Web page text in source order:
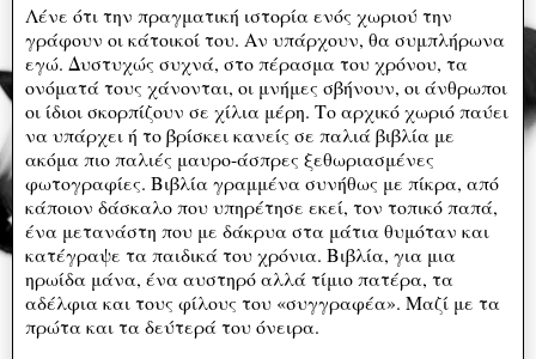
Λένε ότι την πραγματική ιστορία ενός χωριού την
γράφουν οι κάτοικοί του. Αν υπάρχουν, θα συμπλήρωνα
εγώ. Δυστυχώς συχνά, στο πέρασμα του χρόνου, τα
ονόματά τους χάνονται, οι μνήμες σβήνουν, οι άνθρωποι
οι ίδιοι σκορπίζουν σε χίλια μέρη. Το αρχικό χωριό παύει
να υπάρχει ή το βρίσκει κανείς σε παλιά βιβλία με
ακόμα πιο παλιές μαυρο-άσπρες ξεθωριασμένες
φωτογραφίες. Βιβλία γραμμένα συνήθως με πίκρα, από
κάποιον δάσκαλο που υπηρέτησε εκεί, τον τοπικό παπά,
ένα μετανάστη που με δάκρυα στα μάτια θυμόταν και
κατέγραψε τα παιδικά του χρόνια. Βιβλία, για μια
ηρωίδα μάνα, ένα αυστηρό αλλά τίμιο πατέρα, τα
αδέλφια και τους φίλους του «συγγραφέα». Μαζί με τα
πρώτα και τα δεύτερά του όνειρα.